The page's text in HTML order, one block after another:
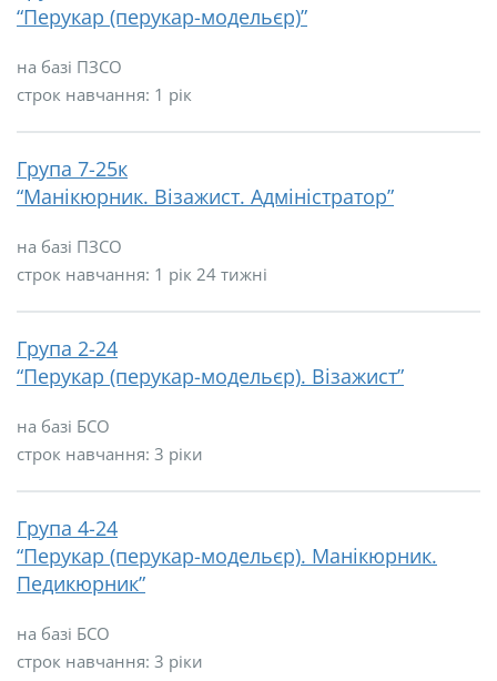
“Перукар (перукар-модельєр)”
на базі ПЗСО
строк навчання: 1 рік
Група 7-25к
“Манікюрник. Візажист. Адміністратор”
на базі ПЗСО
строк навчання: 1 рік 24 тижні
Група 2-24
“Перукар (перукар-модельєр). Візажист”
на базі БСО
строк навчання: 3 ріки
Група 4-24
“Перукар (перукар-модельєр). Манікюрник.
Педикюрник”
на базі БСО
строк навчання: 3 ріки